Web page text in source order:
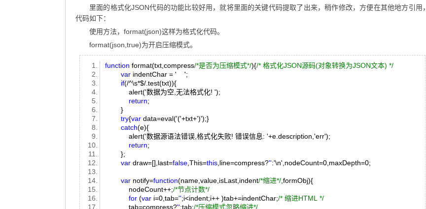
里面的格式化JSON代码的功能比较好用，就将里面的关键代码提取了出来，稍作修改，方便在其他地方引用，
代码如下：
使用方法，format(json)这样为格式化代码。
format(json,true)为开启压缩模式。
function format(txt,compress/*是否为压缩模式*/){/* 格式化JSON源码(对象转换为JSON文本) */
var indentChar = ' ';
if(/^\s*$/.test(txt)){
alert('数据为空,无法格式化! ');
return;
}
try{var data=eval('('+txt+')');}
catch(e){
alert('数据源语法错误,格式化失败! 错误信息: '+e.description,'err');
return;
};
var draw=[],last=false ,This=this ,line=compress?'':'\n',nodeCount=0,maxDepth=0;
var notify=function(name,value,isLast,indent/*缩进*/ ,formObj){
nodeCount++;/*节点计数*/
for (var i=0,tab='';i<indent;i++ )tab+=indentChar;/* 缩进HTML */
tab=compress?'':tab;/*压缩模式忽略缩进*/